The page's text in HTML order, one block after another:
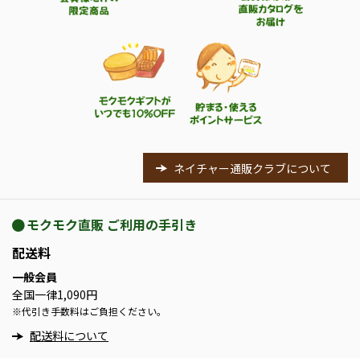
ネイチャー通販クラブについて
モクモク直販 ご利用の手引き
配送料
一般会員
全国一律1,090円
※代引き手数料はご負担ください。
配送料について